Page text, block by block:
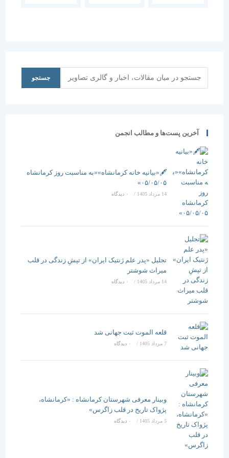
جستجو
آخرین پست‌ها و مطالب انجمن
🖋️«بیانیه خانه کرمانشاه»«به مناسبت روز کرمانشاه
۰۵/۰۵/۰۵»
/ ۰ دیدگاه
تجلیل «پدر علم ژنتیک ایران» از تپشِ زندگی در قلب
میراث شوشتر
14 مرداد 1405 / ۰ دیدگاه
قلعه الموت ثبت جهانی شد
/ ۰ دیدگاه
وبینار معرفی شهرستان کرمانشاه : «کرمانشاه،
پژواک تاریخ در قلب زاگرس»
5 مرداد 1405 / ۰ دیدگاه